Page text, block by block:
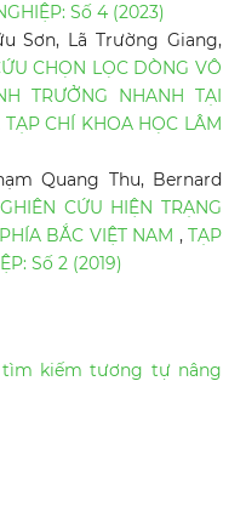
Số 4 (2023)
Sơn, Lã Trường Giang,
CHỌN LỌC DÒNG VÔ
TRƯỞNG NHANH TẠI
TẠP CHÍ KHOA HỌC LÂM
Quang Thu, Bernard
CỨU HIỆN TRẠNG
BẮC VIỆT NAM ,TẠP
Số 2 (2019)
kiếm tương tự nâng